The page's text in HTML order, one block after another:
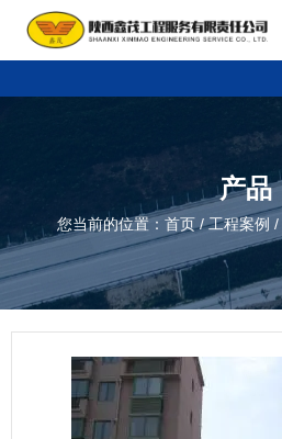
产品
您当前的位置：首页/工程案例 /